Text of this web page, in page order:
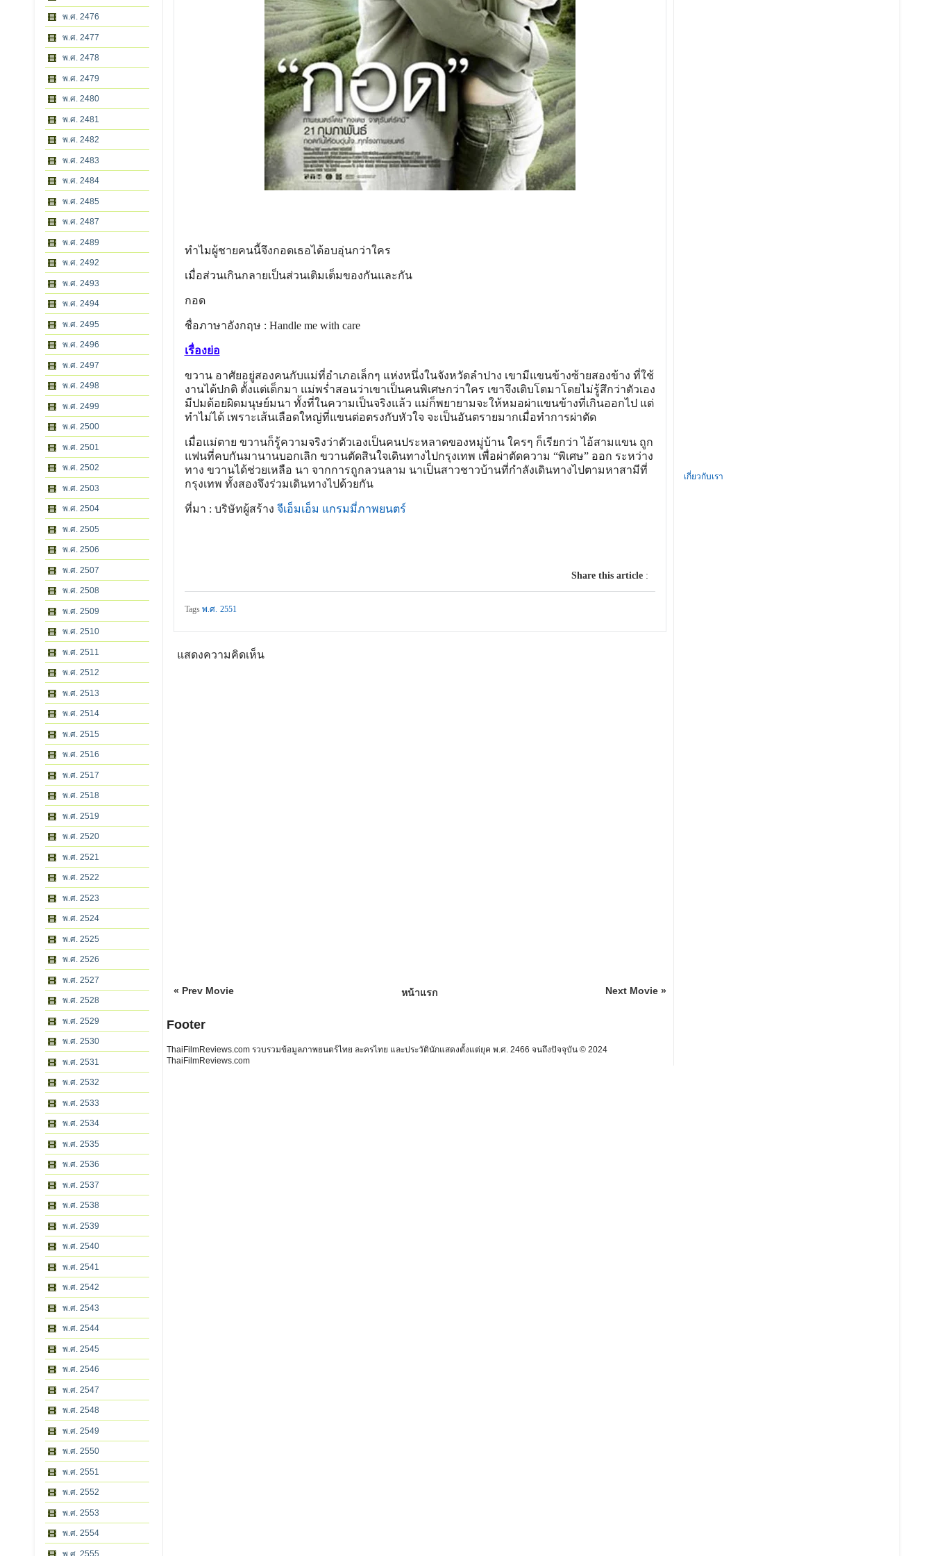
พ.ศ. 2476
พ.ศ. 2477
พ.ศ. 2478
พ.ศ. 2479
พ.ศ. 2480
พ.ศ. 2481
พ.ศ. 2482
พ.ศ. 2483
พ.ศ. 2484
พ.ศ. 2485
พ.ศ. 2487
พ.ศ. 2489
พ.ศ. 2492
พ.ศ. 2493
พ.ศ. 2494
พ.ศ. 2495
พ.ศ. 2496
พ.ศ. 2497
พ.ศ. 2498
พ.ศ. 2499
พ.ศ. 2500
พ.ศ. 2501
พ.ศ. 2502
พ.ศ. 2503
พ.ศ. 2504
พ.ศ. 2505
พ.ศ. 2506
พ.ศ. 2507
พ.ศ. 2508
พ.ศ. 2509
พ.ศ. 2510
พ.ศ. 2511
พ.ศ. 2512
พ.ศ. 2513
พ.ศ. 2514
พ.ศ. 2515
พ.ศ. 2516
พ.ศ. 2517
พ.ศ. 2518
พ.ศ. 2519
พ.ศ. 2520
พ.ศ. 2521
พ.ศ. 2522
พ.ศ. 2523
พ.ศ. 2524
พ.ศ. 2525
พ.ศ. 2526
พ.ศ. 2527
พ.ศ. 2528
พ.ศ. 2529
พ.ศ. 2530
พ.ศ. 2531
พ.ศ. 2532
พ.ศ. 2533
พ.ศ. 2534
พ.ศ. 2535
พ.ศ. 2536
พ.ศ. 2537
พ.ศ. 2538
พ.ศ. 2539
พ.ศ. 2540
พ.ศ. 2541
พ.ศ. 2542
พ.ศ. 2543
พ.ศ. 2544
พ.ศ. 2545
พ.ศ. 2546
พ.ศ. 2547
พ.ศ. 2548
พ.ศ. 2549
พ.ศ. 2550
พ.ศ. 2551
พ.ศ. 2552
พ.ศ. 2553
พ.ศ. 2554
พ.ศ. 2555
ทำไมผู้ชายคนนี้จึงกอดเธอได้อบอุ่นกว่าใคร
เมื่อส่วนเกินกลายเป็นส่วนเติมเต็มของกันและกัน
กอด
ชื่อภาษาอังกฤษ : Handle me with care
เรื่องย่อ
ขวาน อาศัยอยู่สองคนกับแม่ที่อำเภอเล็กๆ แห่งหนึ่งในจังหวัดลำปาง เขามีแขนข้างซ้ายสองข้าง ที่ใช้
งานได้ปกติ ตั้งแต่เด็กมา แม่พร่ำสอนว่าเขาเป็นคนพิเศษกว่าใคร เขาจึงเติบโตมาโดยไม่รู้สึกว่าตัวเอง
มีปมด้อยผิดมนุษย์มนา ทั้งที่ในความเป็นจริงแล้ว แม่ก็พยายามจะให้หมอผ่าแขนข้างที่เกินออกไป แต่
ทำไม่ได้ เพราะเส้นเลือดใหญ่ที่แขนต่อตรงกับหัวใจ จะเป็นอันตรายมากเมื่อทำการผ่าตัด
เมื่อแม่ตาย ขวานก็รู้ความจริงว่าตัวเองเป็นคนประหลาดของหมู่บ้าน ใครๆ ก็เรียกว่า ไอ้สามแขน ถูก
แฟนที่คบกันมานานบอกเลิก ขวานตัดสินใจเดินทางไปกรุงเทพ เพื่อผ่าตัดความ “พิเศษ” ออก ระหว่าง
ทาง ขวานได้ช่วยเหลือ นา จากการถูกลวนลาม นาเป็นสาวชาวบ้านที่กำลังเดินทางไปตามหาสามีที่
กรุงเทพ ทั้งสองจึงร่วมเดินทางไปด้วยกัน
ที่มา : บริษัทผู้สร้าง จีเอ็มเอ็ม แกรมมี่ภาพยนตร์
Share this article:
Tagsพ.ศ. 2551
แสดงความคิดเห็น
« Prev Movie Next Movie »
หน้าแรก
Footer
ThaiFilmReviews.com รวบรวมข้อมูลภาพยนตร์ไทย ละครไทย และประวัตินักแสดงตั้งแต่ยุค พ.ศ. 2466 จนถึงปัจจุบัน © 2024
ThaiFilmReviews.com
เกี่ยวกับเรา